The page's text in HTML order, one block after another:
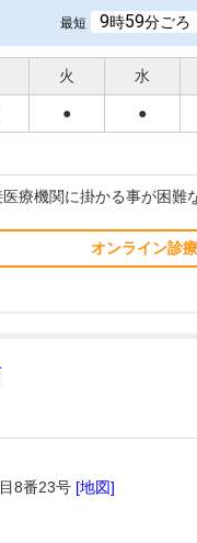
最短 9時59分ごろ
火 水
● ●
療機関に掛かる事が困難
オンライン診
8番23号 [地図]